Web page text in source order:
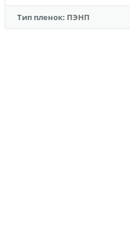
Тип пленок: ПЭНП